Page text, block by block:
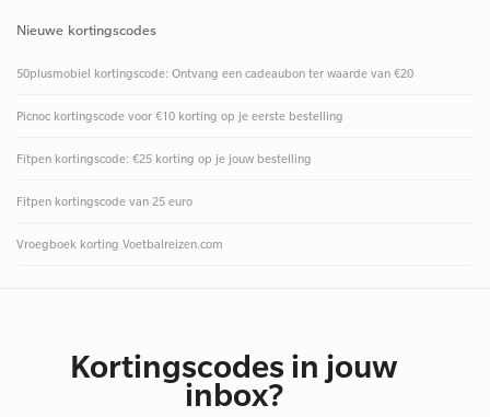
Nieuwe kortingscodes
50plusmobiel kortingscode: Ontvang een cadeaubon ter waarde van €20
Picnoc kortingscode voor €10 korting op je eerste bestelling
Fitpen kortingscode: €25 korting op je jouw bestelling
Fitpen kortingscode van 25 euro
Vroegboek korting Voetbalreizen.com
Kortingscodes in jouw
inbox?